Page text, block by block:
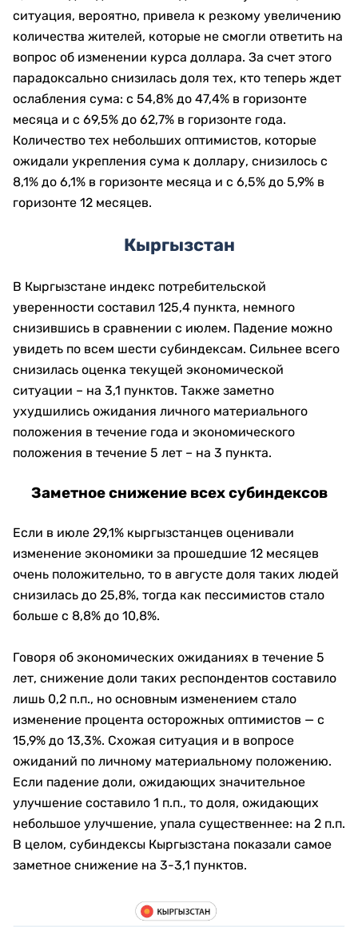
ситуация, вероятно, привела к резкому увеличению
количества жителей, которые не смогли ответить на
вопрос об изменении курса доллара. За счет этого
парадоксально снизилась доля тех, кто теперь ждет
ослабления сума: с 54,8% до 47,4% в горизонте
месяца и с 69,5% до 62,7% в горизонте года.
Количество тех небольших оптимистов, которые
ожидали укрепления сума к доллару, снизилось с
8,1% до 6,1% в горизонте месяца и с 6,5% до 5,9% в
горизонте 12 месяцев.
Кыргызстан
В Кыргызстане индекс потребительской
уверенности составил 125,4 пункта, немного
снизившись в сравнении с июлем. Падение можно
увидеть по всем шести субиндексам. Сильнее всего
снизилась оценка текущей экономической
ситуации – на 3,1 пунктов. Также заметно
ухудшились ожидания личного материального
положения в течение года и экономического
положения в течение 5 лет – на 3 пункта.
Заметное снижение всех субиндексов
Если в июле 29,1% кыргызстанцев оценивали
изменение экономики за прошедшие 12 месяцев
очень положительно, то в августе доля таких людей
снизилась до 25,8%, тогда как пессимистов стало
больше с 8,8% до 10,8%.
Говоря об экономических ожиданиях в течение 5
лет, снижение доли таких респондентов составило
лишь 0,2 п.п., но основным изменением стало
изменение процента осторожных оптимистов — с
15,9% до 13,3%. Схожая ситуация и в вопросе
ожиданий по личному материальному положению.
Если падение доли, ожидающих значительное
улучшение составило 1 п.п., то доля, ожидающих
небольшое улучшение, упала существеннее: на 2 п.п.
В целом, субиндексы Кыргызстана показали самое
заметное снижение на 3-3,1 пунктов.